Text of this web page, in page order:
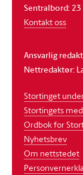
Sentralbord:
Kontakt oss
Ansvarlig
Nettredaktør:
Stortinget
Stortingets
Ordbok for
Nyhetsbrev
Om nettstedet